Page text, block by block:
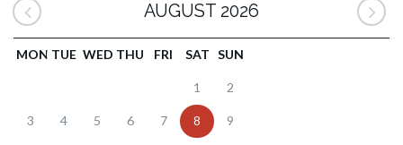
AUGUST 2026
MON TUE WED THU FRI SAT SUN
1 2
3 4 5 6 7 8 9